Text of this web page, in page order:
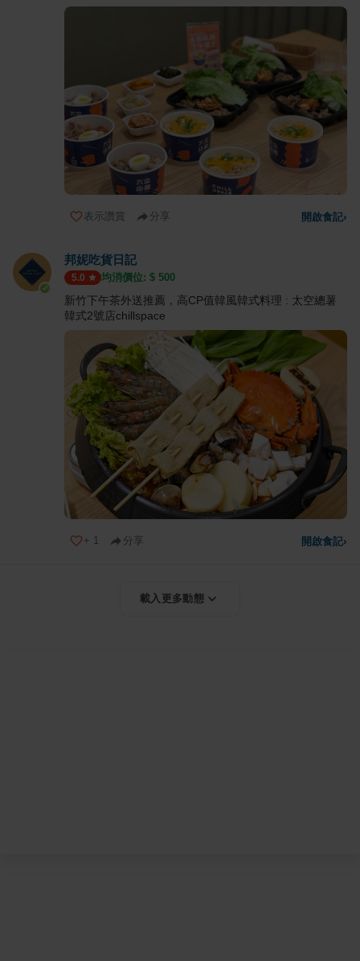
表示讚賞 分享 開啟食記›
邦妮吃貨日記
5.0 均消價位: $ 500
新竹下午茶外送推薦，高CP值韓風韓式料理 : 太空總薯
韓式2號店chillspace
+ 1 分享 開啟食記›
載入更多動態